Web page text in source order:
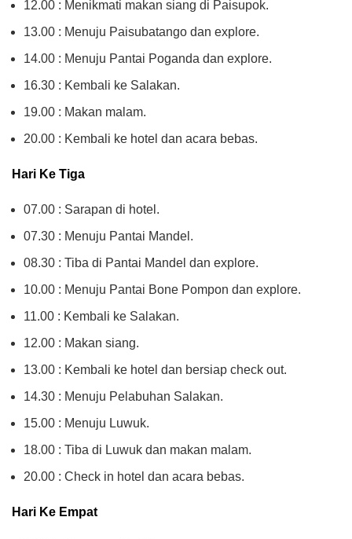
12.00 : Menikmati makan siang di Paisupok.
13.00 : Menuju Paisubatango dan explore.
14.00 : Menuju Pantai Poganda dan explore.
16.30 : Kembali ke Salakan.
19.00 : Makan malam.
20.00 : Kembali ke hotel dan acara bebas.
Hari Ke Tiga
07.00 : Sarapan di hotel.
07.30 : Menuju Pantai Mandel.
08.30 : Tiba di Pantai Mandel dan explore.
10.00 : Menuju Pantai Bone Pompon dan explore.
11.00 : Kembali ke Salakan.
12.00 : Makan siang.
13.00 : Kembali ke hotel dan bersiap check out.
14.30 : Menuju Pelabuhan Salakan.
15.00 : Menuju Luwuk.
18.00 : Tiba di Luwuk dan makan malam.
20.00 : Check in hotel dan acara bebas.
Hari Ke Empat